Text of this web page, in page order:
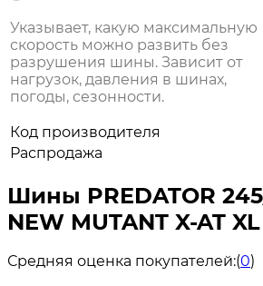
Указывает, какую максимальную
скорость можно развить без
разрушения шины. Зависит от
нагрузок, давления в шинах,
погоды, сезонности.
Код производителя
Распродажа
Шины PREDATOR 245/
NEW MUTANT X-AT
Средняя оценка покупателей:(0)